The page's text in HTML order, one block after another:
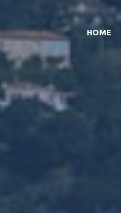
HOME